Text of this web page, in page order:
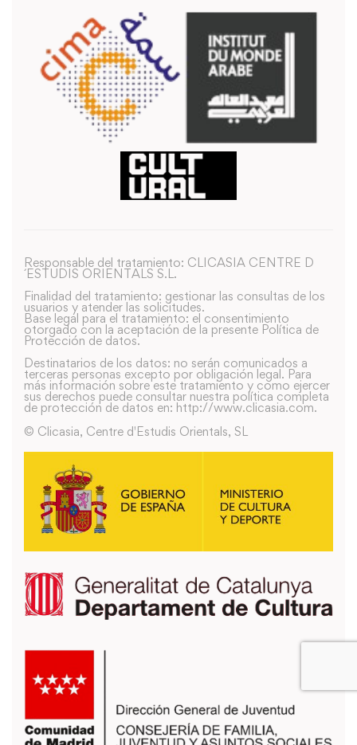
Responsable del tratamiento: CLICASIA CENTRE D
´ESTUDIS ORIENTALS S.L.
Finalidad del tratamiento: gestionar las consultas de los
usuarios y atender las solicitudes.
Base legal para el tratamiento: el consentimiento
otorgado con la aceptación de la presente Política de
Protección de datos.
Destinatarios de los datos: no serán comunicados a
terceras personas excepto por obligación legal. Para
más información sobre este tratamiento y como ejercer
sus derechos puede consultar nuestra política completa
de protección de datos en: http://www.clicasia.com.
© Clicasia, Centre d'Estudis Orientals, SL